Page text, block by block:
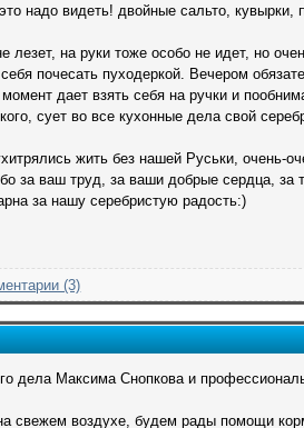
надо видеть! двойные сальто, кувырки,
на руки тоже особо не идет, но
почесать пуходеркой. Вечером
дает взять себя на ручки и
сует во все кухонные дела свой
жить без нашей Руськи, очень-
ваш труд, за ваши добрые сердца, за
за нашу серебристую радость:)
(3)
дела Максима Снопкова и
свежем воздухе, будем рады помощи